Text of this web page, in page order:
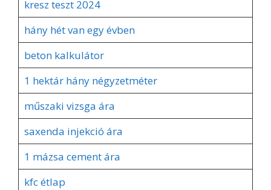
kresz teszt 2024
hány hét van egy évben
beton kalkulátor
1 hektár hány négyzetméter
műszaki vizsga ára
saxenda injekció ára
1 mázsa cement ára
kfc étlap